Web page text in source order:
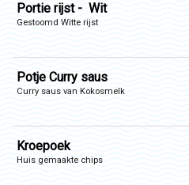
Portie rijst - Wit
Gestoomd Witte rijst
Potje Curry saus
Curry saus van Kokosmelk
Kroepoek
Huis gemaakte chips